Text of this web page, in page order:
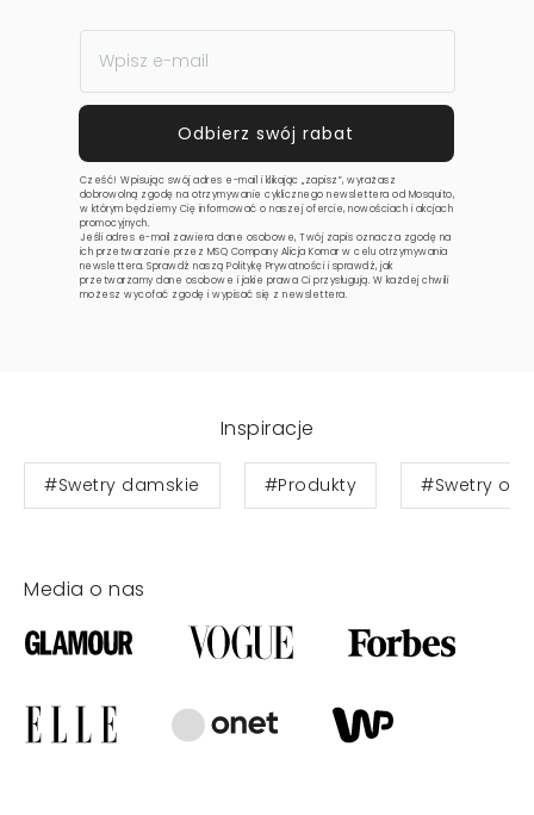
Cześć! Wpisując swój adres e-mail i klikając „zapisz”, wyrażasz
dobrowolną zgodę na otrzymywanie cyklicznego newslettera od Mosquito,
w którym będziemy Cię informować o naszej ofercie, nowościach i akcjach
promocyjnych.
Jeśli adres e-mail zawiera dane osobowe, Twój zapis oznacza zgodę na
ich przetwarzanie przez MSQ Company Alicja Komar w celu otrzymywania
newslettera. Sprawdź naszą Politykę Prywatnościi sprawdź, jak
przetwarzamy dane osobowe i jakie prawa Ci przysługują. W każdej chwili
możesz wycofać zgodę i wypisać się z newslettera.
Inspiracje
#Swetry damskie #Produkty #Swetry
Media o nas